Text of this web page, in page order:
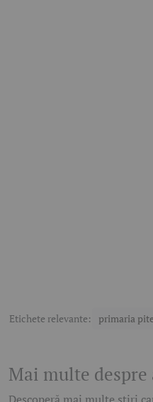
Etichete relevante: primaria
Mai multe despre